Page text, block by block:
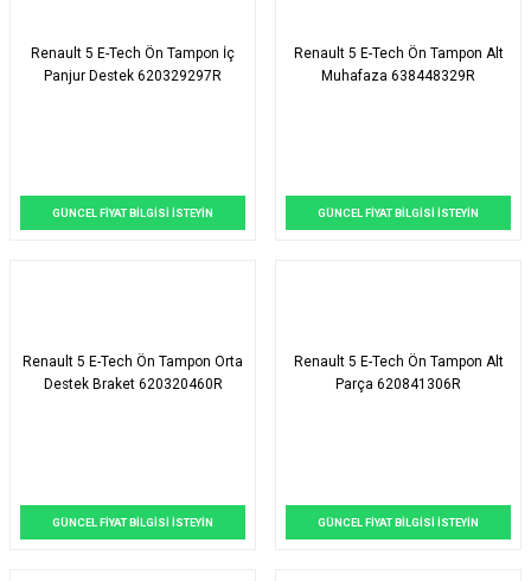
Renault 5 E-Tech Ön Tampon İç
Panjur Destek 620329297R
GÜNCEL FİYAT BİLGİSİ İSTEYİN
Renault 5 E-Tech Ön Tampon Alt
Muhafaza 638448329R
GÜNCEL FİYAT BİLGİSİ İSTEYİN
Renault 5 E-Tech Ön Tampon Orta
Destek Braket 620320460R
GÜNCEL FİYAT BİLGİSİ İSTEYİN
Renault 5 E-Tech Ön Tampon Alt
Parça 620841306R
GÜNCEL FİYAT BİLGİSİ İSTEYİN